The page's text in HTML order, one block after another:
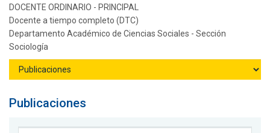
DOCENTE ORDINARIO - PRINCIPAL
Docente a tiempo completo (DTC)
Departamento Académico de Ciencias Sociales - Sección
Sociología
Publicaciones